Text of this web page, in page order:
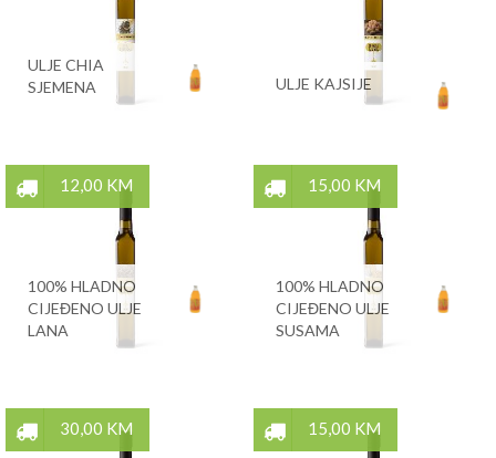
ULJE CHIA
SJEMENA
ULJE KAJSIJE
12,00 KM
100% HLADNO
CIJEĐENO ULJE
LANA
15,00 KM
100% HLADNO
CIJEĐENO ULJE
SUSAMA
30,00 KM 15,00 KM